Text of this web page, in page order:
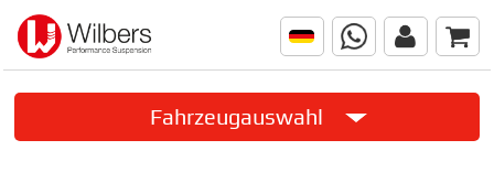
Fahrzeugauswahl